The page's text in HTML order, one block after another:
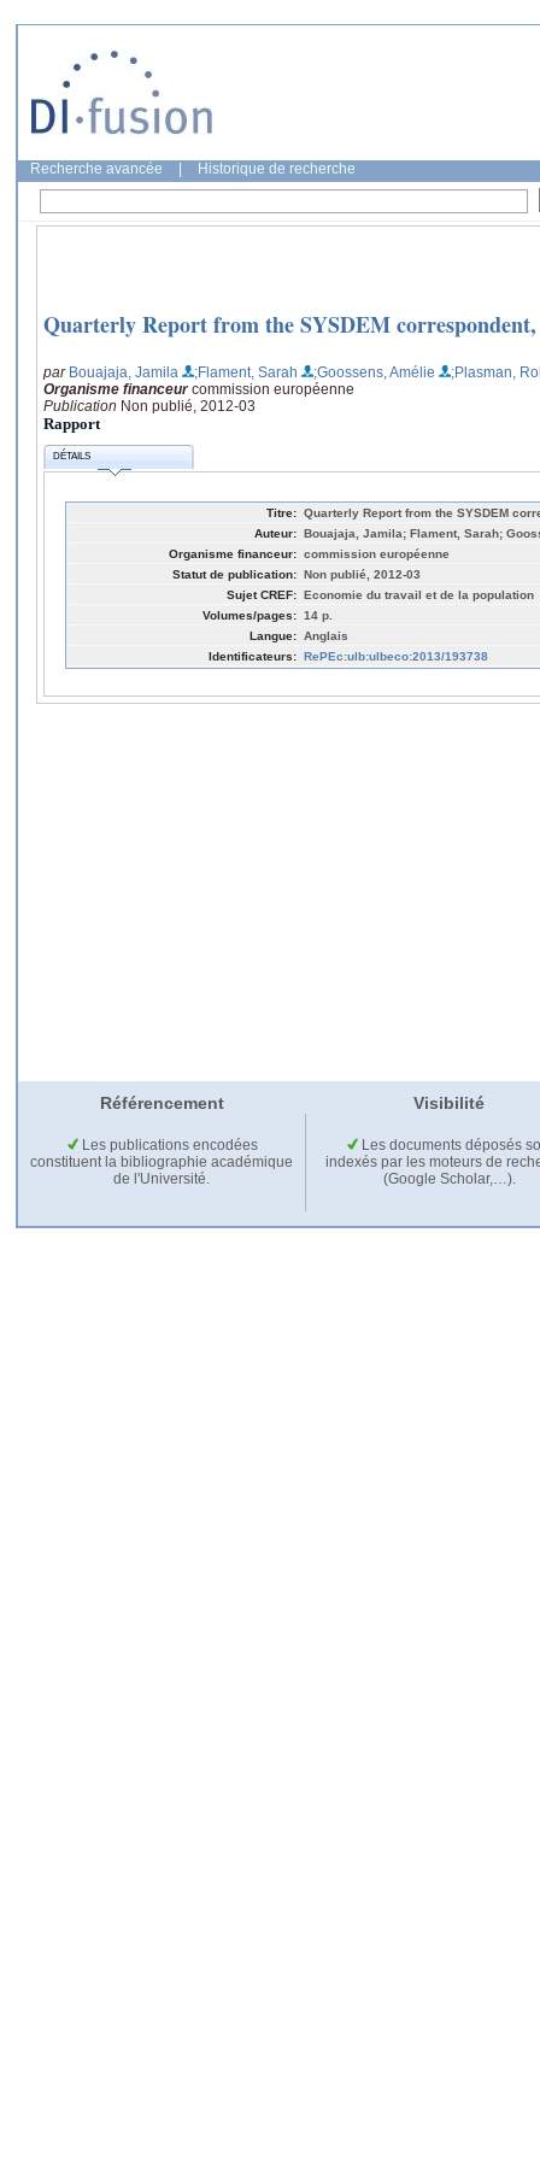
Recherche avancée Historique de recherche
Quarterly Report from the SYSDEM
par Bouajaja, Jamila ;Flament, Sarah ;Goossens, Amélie
;Plasman,
Organisme financeur commission européenne
Publication Non publié, 2012-03
Rapport
DÉTAILS
Titre: Quarterly Report from the SYSDEM
Auteur: Bouajaja, Jamila; Flament, Sarah;
Organisme financeur: commission européenne
Statut de publication: Non publié, 2012-03
Sujet CREF: Economie du travail et de la population
Volumes/pages: 14 p.
Langue: Anglais
Identificateurs: RePEc:ulb:ulbeco:2013/193738
Référencement Visibilité
Les publications encodées
constituent la bibliographie académique
de l'Université.
Les documents déposés
indexés par les moteurs de
(Google Scholar,…).